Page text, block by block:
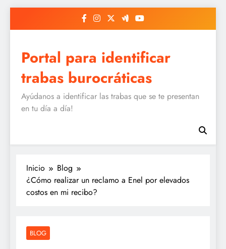
Portal para identificar
trabas burocráticas
Ayúdanos a identificar las trabas que se te presentan
en tu día a día!
Inicio
Blog
¿Cómo realizar un reclamo a Enel por elevados
costos en mi recibo?
BLOG